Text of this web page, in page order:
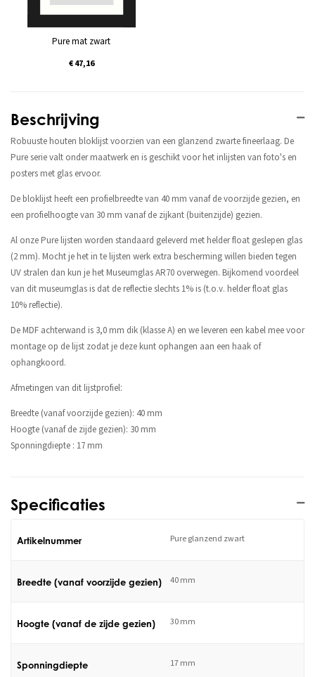
Beschrijving
Robuuste houten bloklijst voorzien van een glanzend zwarte fineerlaag. De
Pure serie valt onder maatwerk en is geschikt voor het inlijsten van foto's en
posters met glas ervoor.
De bloklijst heeft een profielbreedte van 40 mm vanaf de voorzijde gezien, en
een profielhoogte van 30 mm vanaf de zijkant (buitenzijde) gezien.
Al onze Pure lijsten worden standaard geleverd met helder float geslepen glas
(2 mm). Mocht je het in te lijsten werk extra bescherming willen bieden tegen
UV stralen dan kun je het Museumglas AR70 overwegen. Bijkomend voordeel
van dit museumglas is dat de reflectie slechts 1% is (t.o.v. helder float glas
10% reflectie).
De MDF achterwand is 3,0 mm dik (klasse A) en we leveren een kabel mee voor
montage op de lijst zodat je deze kunt ophangen aan een haak of
ophangkoord.
Afmetingen van dit lijstprofiel:
Breedte (vanaf voorzijde gezien): 40 mm
Hoogte (vanaf de zijde gezien): 30 mm
Sponningdiepte : 17 mm
Specificaties
Artikelnummer Pure glanzend zwart
Breedte (vanaf voorzijde gezien) 40 mm
Hoogte (vanaf de zijde gezien) 30 mm
Sponningdiepte 17 mm
Pure mat zwart
€ 47,16